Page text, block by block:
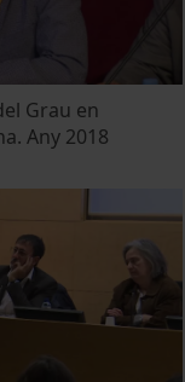
Grau en
Any 2018